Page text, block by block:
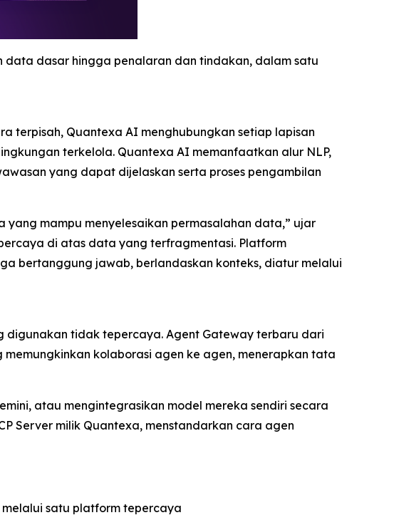
dasar hingga penalaran dan tindakan, dalam satu
terpisah, Quantexa AI menghubungkan setiap lapisan
terkelola. Quantexa AI memanfaatkan alur NLP,
yang dapat dijelaskan serta proses pengambilan
mampu menyelesaikan permasalahan data,” ujar
di atas data yang terfragmentasi. Platform
bertanggung jawab, berlandaskan konteks, diatur melalui
digunakan tidak tepercaya. Agent Gateway terbaru dari
kolaborasi agen ke agen, menerapkan tata
atau mengintegrasikan model mereka sendiri secara
Server milik Quantexa, menstandarkan cara agen
satu platform tepercaya